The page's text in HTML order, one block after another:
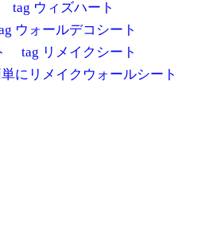
tag ウィズハート
ウォールデコシート
tag リメイクシート
にリメイクウォールシート